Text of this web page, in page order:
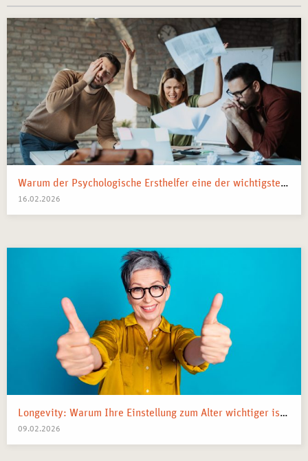
für Firmen, Schulen und soziale Einrichtungen.
Einbindung von Achtsamkeit in die therapeutische
Arbeit– Unterstützung von Patient*innen mit
bewährten Meditationsmethoden.
Selbstständige Tätigkeit als Achtsamkeitstrainer*in
Organisation und Leitung von Seminaren,
Einzelcoachings und Gruppenangeboten.
Spezialisierung und Weiterbildung in angrenzenden
Bereichen– Vertiefung der Kenntnisse in
Resilienztraining, Entspannungspädagogik oder
systemischer Beratung.
FÜR DAS SEMINAR IN ACHTSAMKEIT UND
MEDITATION IN BERLIN
Nach erfolgreicher Teilnahme erhalten die Absolvent*innen
Teilnahmebescheinigung, die ihre Fachkenntnisse im
Bereich Achtsamkeit und Meditation bestätigt. In Berlin,
einer Stadt mit wachsendem Interesse an mentaler
Gesundheit, eröffnen sich zahlreiche Möglichkeiten für
Trainer*innen, in Unternehmen, Bildungseinrichtungen
Warum der Psychologische Ersthelfer eine der wichtigsten Ressourcen eines Teams ist
16.02.2026
Longevity: Warum Ihre Einstellung zum Alter wichtiger ist als Ihre Gene
09.02.2026